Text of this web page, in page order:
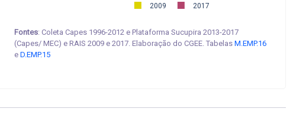
2009 2017
Fontes: Coleta Capes 1996-2012 e Plataforma Sucupira 2013-2017
(Capes/ MEC) e RAIS 2009 e 2017. Elaboração do CGEE. Tabelas M.EMP.16
e D.EMP.15